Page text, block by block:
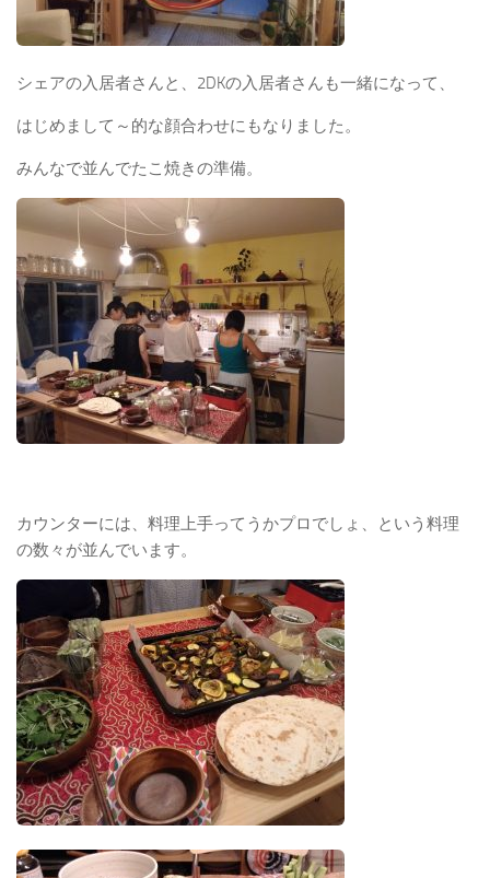
シェアの入居者さんと、2DKの入居者さんも一緒になって、
はじめまして～的な顔合わせにもなりました。
みんなで並んでたこ焼きの準備。
カウンターには、料理上手ってうかプロでしょ、という料理
の数々が並んでいます。